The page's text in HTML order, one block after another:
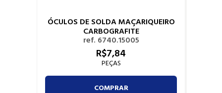
ÓCULOS DE SOLDA MAÇARIQUEIRO
CARBOGRAFITE
ref. 6740.15005
R$7,84
PEÇAS
COMPRAR